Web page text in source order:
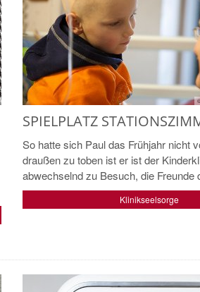
SPIELPLATZ
So hatte sich Paul das Frühjahr nicht
draußen zu toben ist er ist der
abwechselnd zu Besuch, die Freunde
Klinikseelsorge